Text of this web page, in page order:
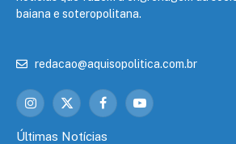
baiana e soteropolitana.
redacao@aquisopolitica.com.br
Instagram
X
FacebookYouTube
Últimas Notícias